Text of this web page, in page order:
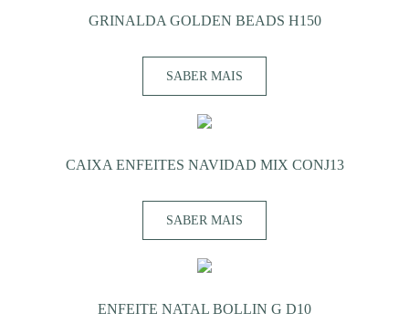
GRINALDA GOLDEN BEADS H150
SABER MAIS
CAIXA ENFEITES NAVIDAD MIX CONJ13
SABER MAIS
ENFEITE NATAL BOLLIN G D10